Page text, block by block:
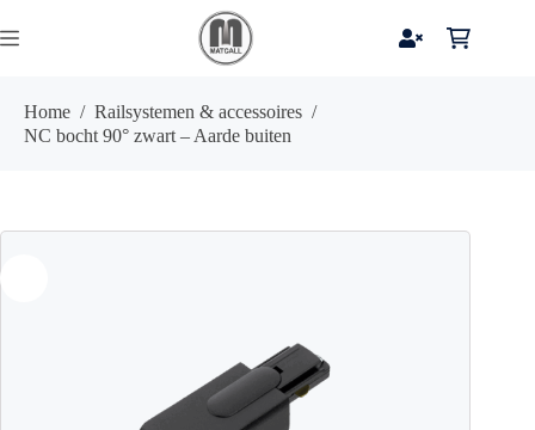
naar
de
Home / Railsystemen & accessoires /
NC bocht 90° zwart – Aarde buiten